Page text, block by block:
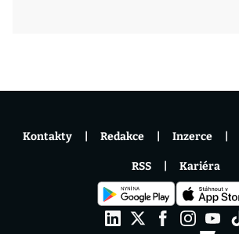
Kontakty Redakce Inzerce
RSS Kariéra